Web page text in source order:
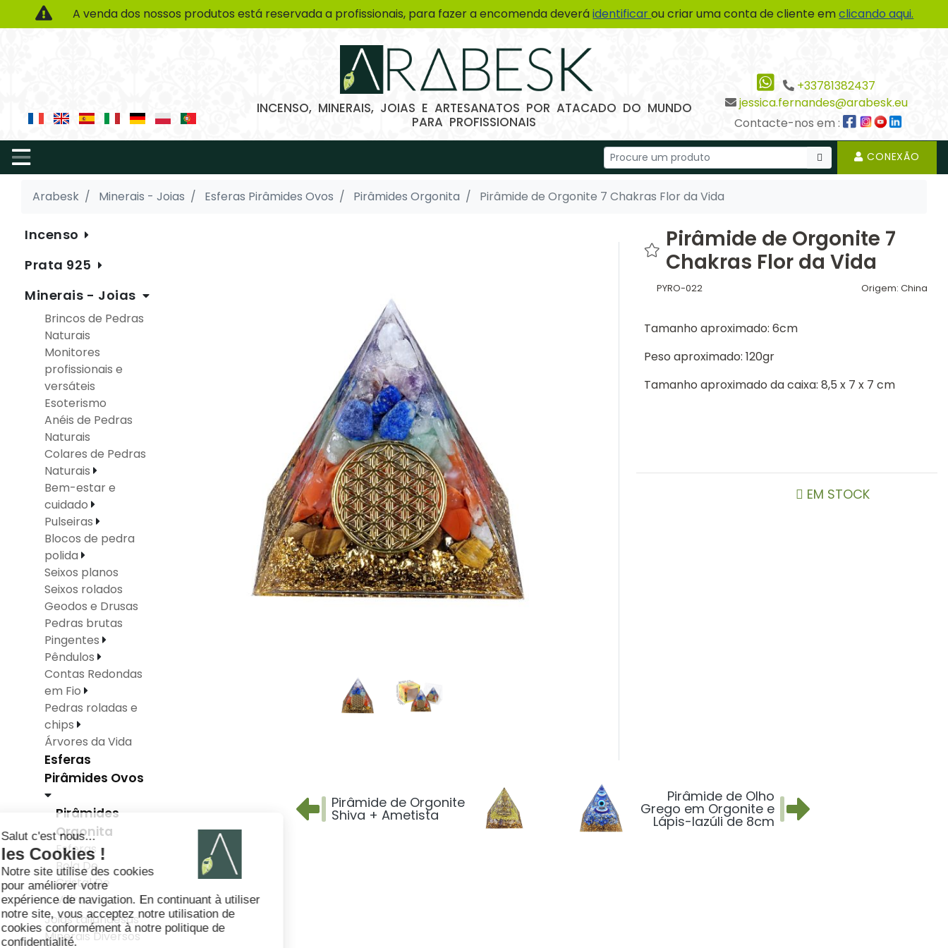
A venda dos nossos produtos está reservada a profissionais, para fazer a encomenda deveráidentificarou criar uma conta de cliente emclicando aqui.
INCENSO, MINERAIS, JOIAS E ARTESANATOS POR ATACADO DO MUNDO
PARA PROFISSIONAIS
+33781382437
jessica.fernandes@arabesk.eu
Contacte-nos em :
CONEXÃO
Arabesk Minerais - Joias Esferas Pirâmides Ovos Pirâmides Orgonita Pirâmide de Orgonite 7 Chakras Flor da Vida
Incenso
Prata 925
Minerais - Joias
Brincos de Pedras
Naturais
Monitores
profissionais e
versáteis
Esoterismo
Anéis de Pedras
Naturais
Colares de Pedras
Naturais
Bem-estar e
cuidado
Pulseiras
Blocos de pedra
polida
Seixos planos
Seixos rolados
Geodos e Drusas
Pedras brutas
Pingentes
Pêndulos
Contas Redondas
em Fio
Pedras roladas e
chips
Árvores da Vida
Esferas
Pirâmides Ovos
Pirâmides
Orgonita
Esferas
Bola De
Cristal De
Vidro
Joias tailandesas
Minerais Diversos
Pirâmide de Orgonite 7
Chakras Flor da Vida
PYRO-022 Origem: China
Tamanho aproximado: 6cm
Peso aproximado: 120gr
Tamanho aproximado da caixa: 8,5 x 7 x 7 cm
EM STOCK
Pirâmide de Orgonite
Shiva + Ametista
Pirâmide de Olho
Grego em Orgonite e
Lápis-lazúli de 8cm